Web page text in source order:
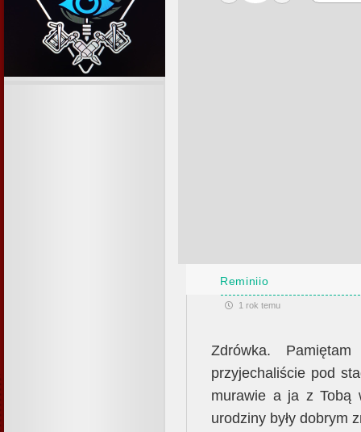
Reminiio
1 rok temu
Zdrówka.
przyjechaliście pod
murawie a ja z Tobą
urodziny były dobrym